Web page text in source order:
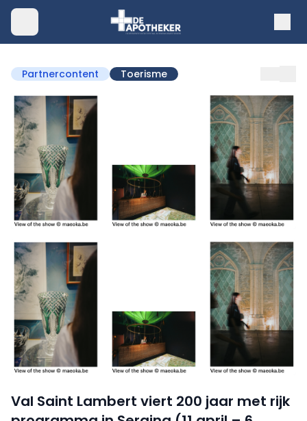
Partnercontent Toerisme
Val Saint Lambert viert 200 jaar met rijk